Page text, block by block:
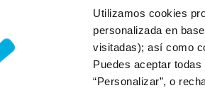
Utilizamos cookies
personalizada en
visitadas); así como
Puedes aceptar
“Personalizar”, o
CAPITAL, SOCIEDAD LIMITADA.